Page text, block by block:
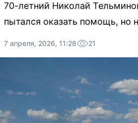
70-летний Николай
пытался оказать помощь, но
7 апреля, 2026, 11:28 21